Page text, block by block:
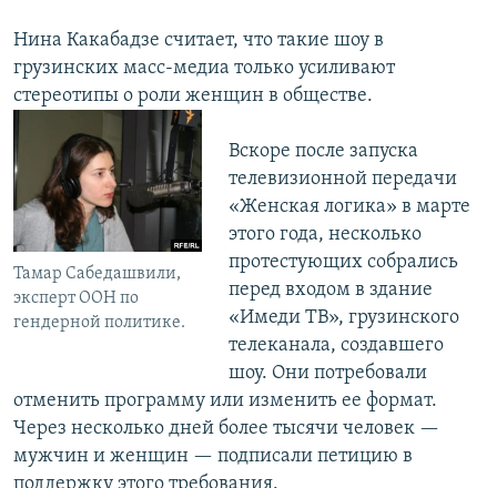
Нина Какабадзе считает, что такие шоу в
грузинских масс-медиа только усиливают
стереотипы о роли женщин в обществе.
Тамар Сабедашвили,
эксперт ООН по
гендерной политике.
Вскоре после запуска
телевизионной передачи
«Женская логика» в марте
этого года, несколько
протестующих собрались
перед входом в здание
«Имеди ТВ», грузинского
телеканала, создавшего
шоу. Они потребовали
отменить программу или изменить ее формат.
Через несколько дней более тысячи человек —
мужчин и женщин — подписали петицию в